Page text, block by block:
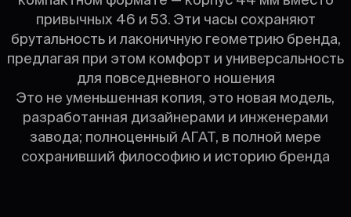
привычных 46 и 53. Эти часы сохраняют
брутальность и лаконичную геометрию бренда,
предлагая при этом комфорт и универсальность
для повседневного ношения
Это не уменьшенная копия, это новая модель,
разработанная дизайнерами и инженерами
завода; полноценный АГАТ, в полной мере
сохранивший философию и историю бренда